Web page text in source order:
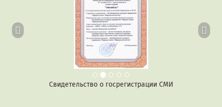
Свидетельство о госрегистрации СМИ